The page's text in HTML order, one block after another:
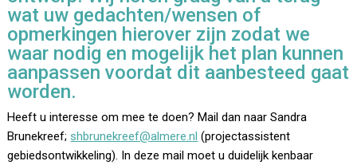
wat uw gedachten/wensen of
opmerkingen hierover zijn zodat we
waar nodig en mogelijk het plan kunnen
aanpassen voordat dit aanbesteed gaat
worden.
Heeft u interesse om mee te doen? Mail dan naar Sandra
Brunekreef; shbrunekreef@almere.nl (projectassistent
gebiedsontwikkeling). In deze mail moet u duidelijk kenbaar